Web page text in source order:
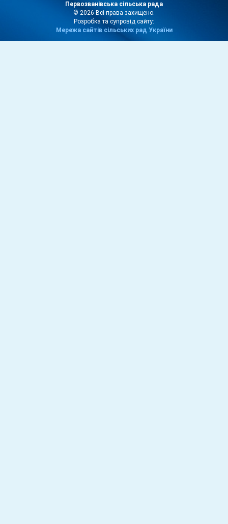
Первозванівська сільська рада
© 2026 Всі права захищено.
Розробка та супровід сайту:
Мережа сайтів сільських рад України